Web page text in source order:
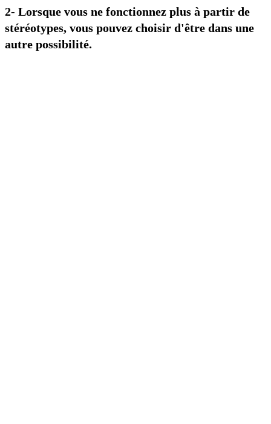
2- Lorsque vous ne fonctionnez plus à partir de
stéréotypes, vous pouvez choisir d'être dans une
autre possibilité.